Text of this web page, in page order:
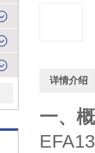
详情介绍
一、